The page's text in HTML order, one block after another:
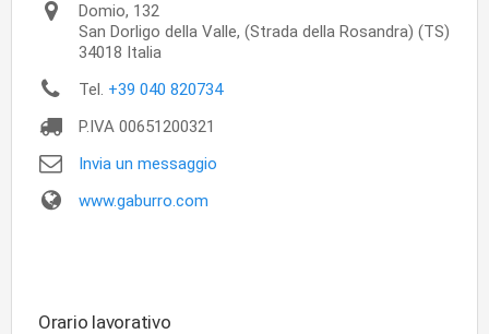
Domio, 132
San Dorligo della Valle, (Strada della Rosandra) (TS)
34018 Italia
Tel. +39 040 820734
P.IVA 00651200321
Invia un messaggio
www.gaburro.com
Orario lavorativo